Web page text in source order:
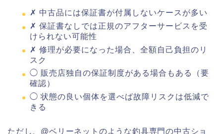
✗ 中古品には保証書が付属しないケースが多い
✗ 保証書なしでは正規のアフターサービスを受
けられない可能性
✗ 修理が必要になった場合、全額自己負担のリ
スク
◯ 販売店独自の保証制度がある場合もある（要
確認）
◯ 状態の良い個体を選べば故障リスクは低減で
きる
ただし、@ベリーネットのような釣具専門の中古ショ